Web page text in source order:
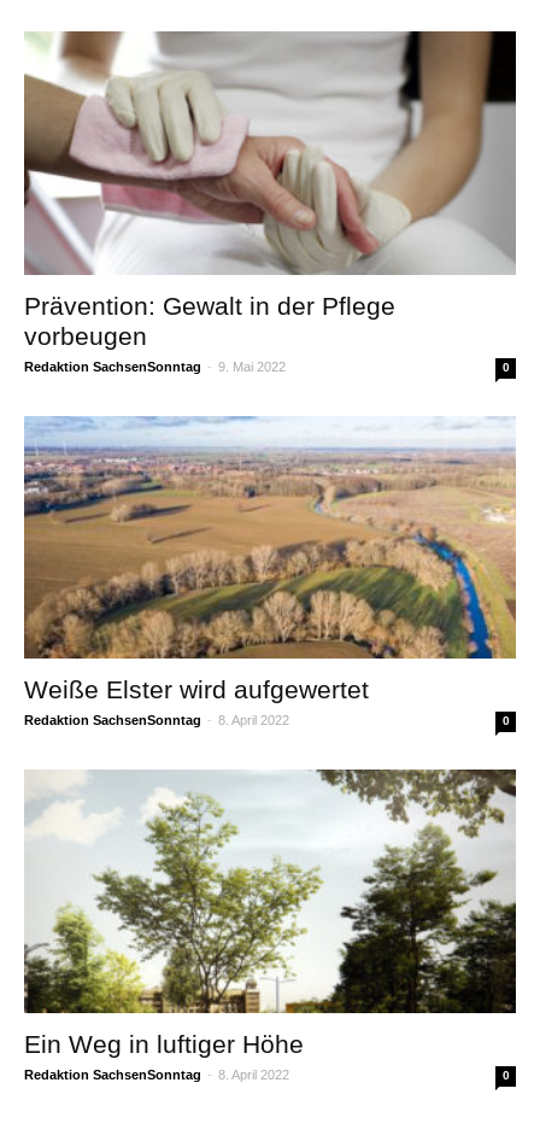
Prävention: Gewalt in der Pflege
vorbeugen
Redaktion SachsenSonntag - 9. Mai 2022 0
Weiße Elster wird aufgewertet
Redaktion SachsenSonntag - 8. April 2022 0
Ein Weg in luftiger Höhe
Redaktion SachsenSonntag - 8. April 2022 0